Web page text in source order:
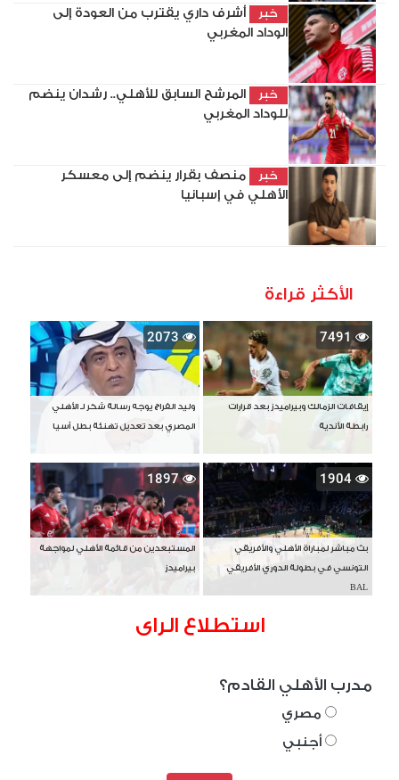
خبر
أشرف داري يقترب من العودة إلى
الوداد المغربي
خبر
المرشح السابق للأهلي.. رشدان ينضم
للوداد المغربي
خبر
منصف بقرار ينضم إلى معسكر
الأهلي في إسبانيا
الأكثر قراءة
7491
إيقافات الزمالك وبيراميدز بعد قرارات
رابطة الأندية
2073
وليد الفراج يوجه رسالة شكر لـ الأهلي
المصري بعد تعديل تهنئة بطل آسيا
1904
بث مباشر لمباراة الأهلي والأفريقي
التونسي في بطولة الدوري الأفريقي
BAL
1897
المستبعدين من قائمة الأهلي لمواجهة
بيراميدز
استطلاع الراى
مدرب الأهلي القادم؟
مصري
أجنبي